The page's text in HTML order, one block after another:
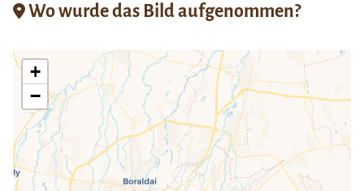
Wo wurde das Bild aufgenommen?
+
−